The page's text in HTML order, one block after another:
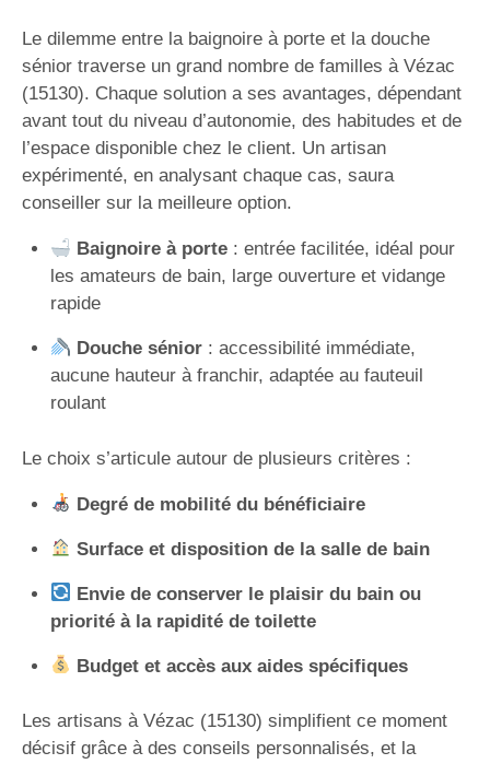
Le dilemme entre la baignoire à porte et la douche
sénior traverse un grand nombre de familles à Vézac
(15130). Chaque solution a ses avantages, dépendant
avant tout du niveau d’autonomie, des habitudes et de
l’espace disponible chez le client. Un artisan
expérimenté, en analysant chaque cas, saura
conseiller sur la meilleure option.
Baignoire à porte: entrée facilitée, idéal pour
les amateurs de bain, large ouverture et vidange
rapide
Douche sénior: accessibilité immédiate,
aucune hauteur à franchir, adaptée au fauteuil
roulant
Le choix s’articule autour de plusieurs critères :
Degré de mobilité du bénéficiaire
Surface et disposition de la salle de bain
Envie de conserver le plaisir du bain ou
priorité à la rapidité de toilette
Budget et accès aux aides spécifiques
Les artisans à Vézac (15130) simplifient ce moment
décisif grâce à des conseils personnalisés, et la